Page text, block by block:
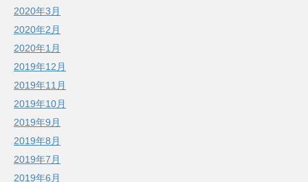
2020年3月
2020年2月
2020年1月
2019年12月
2019年11月
2019年10月
2019年9月
2019年8月
2019年7月
2019年6月